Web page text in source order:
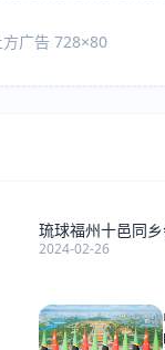
广告 728×80
琉球福州十邑同
2024-02-26